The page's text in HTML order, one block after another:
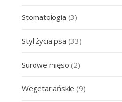
Stomatologia (3)
Styl życia psa (33)
Surowe mięso (2)
Wegetariańskie (9)